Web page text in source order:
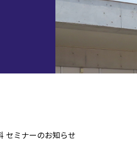
セミナーのお知らせ